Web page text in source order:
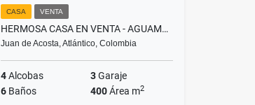
CASA VENTA
HERMOSA CASA EN VENTA - AGUAMARINA
Juan de Acosta, Atlántico, Colombia
4Alcobas 3Garaje
6 Baños 400Área m2